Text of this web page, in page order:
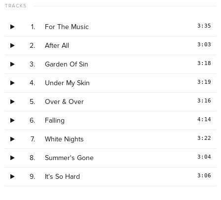
TRACKS
1. For The Music 3:35
2. After All 3:03
3. Garden Of Sin 3:18
4. Under My Skin 3:19
5. Over & Over 3:16
6. Falling 4:14
7. White Nights 3:22
8. Summer's Gone 3:04
9. It's So Hard 3:06